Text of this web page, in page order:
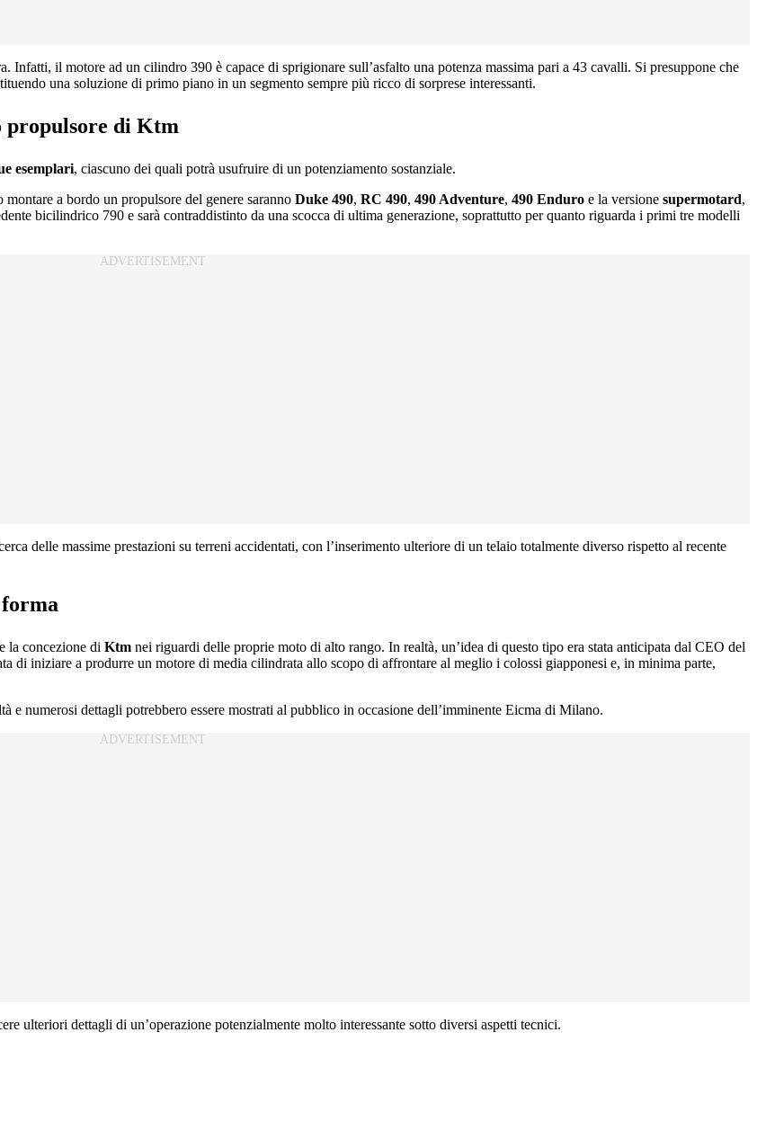
Infatti, il motore ad un cilindro 390 è capace di sprigionare sull’asfalto una potenza massima pari a 43 cavalli. Si presuppone che
una soluzione di primo piano in un segmento sempre più ricco di sorprese interessanti.
propulsore di Ktm
esemplari, ciascuno dei quali potrà usufruire di un potenziamento sostanziale.
a bordo un propulsore del genere saranno Duke 490, RC 490, 490 Adventure, 490 Enduro e la versione supermotard,
bicilindrico 790 e sarà contraddistinto da una scocca di ultima generazione, soprattutto per quanto riguarda i primi tre modelli
delle massime prestazioni su terreni accidentati, con l’inserimento ulteriore di un telaio totalmente diverso rispetto al recente
la concezione di Ktm nei riguardi delle proprie moto di alto rango. In realtà, un’idea di questo tipo era stata anticipata dal CEO del
di iniziare a produrre un motore di media cilindrata allo scopo di affrontare al meglio i colossi giapponesi e, in minima parte,
e numerosi dettagli potrebbero essere mostrati al pubblico in occasione dell’imminente Eicma di Milano.
ulteriori dettagli di un’operazione potenzialmente molto interessante sotto diversi aspetti tecnici.